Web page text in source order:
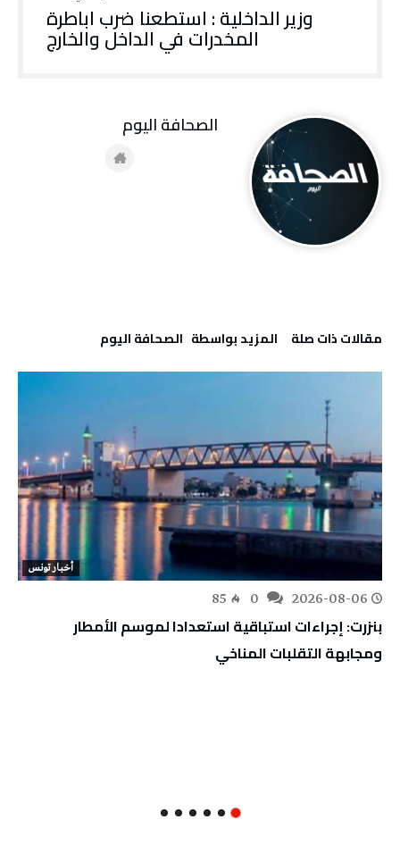
وزير الداخلية : استطعنا ضرب اباطرة
المخدرات في الداخل والخارج
‫مقالات ذات صلة‬ ‫‫المزيد بواسطة‬ ‬ ‭ ‬الصحافة‭ ‬اليوم
أخبار تونس
2026-08-06
85
بنزرت: إجراءات استباقية استعدادا لموسم الأمطار
ومجابهة التقلبات المناخي